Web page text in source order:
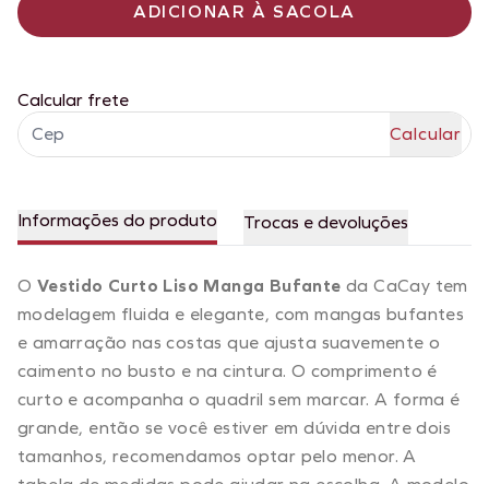
ADICIONAR À SACOLA
Calcular frete
Informações do produto Trocas e devoluções
O Vestido Curto Liso Manga Bufante da CaCay tem
modelagem fluida e elegante, com mangas bufantes
e amarração nas costas que ajusta suavemente o
caimento no busto e na cintura. O comprimento é
curto e acompanha o quadril sem marcar. A forma é
grande, então se você estiver em dúvida entre dois
tamanhos, recomendamos optar pelo menor. A